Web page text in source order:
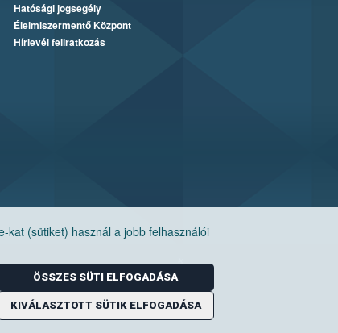
kat (sütiket) használ a jobb felhasználói
ÖSSZES SÜTI ELFOGADÁSA
KIVÁLASZTOTT SÜTIK ELFOGADÁSA
Hatósági jogsegély
Élelmiszermentő Központ
Hírlevél feliratkozás